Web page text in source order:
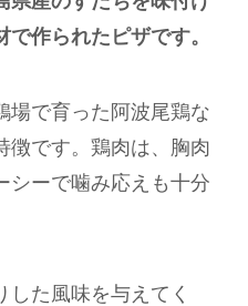
作られたピザです。
場で育った阿波尾鶏な
徴です。鶏肉は、胸肉
シーで噛み応えも十分
した風味を与えてく